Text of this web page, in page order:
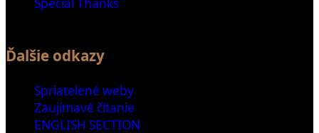
Ďalšie odkazy
Spriatelené weby
Zaujímavé čítanie
ENGLISH SECTION